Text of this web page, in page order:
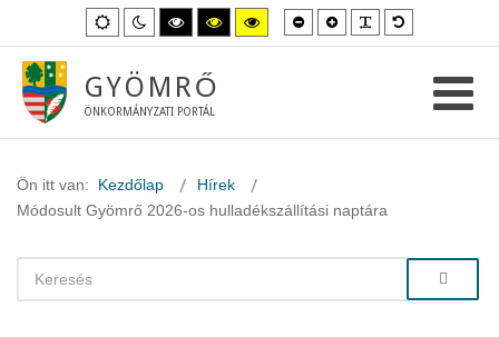
Alapértelmezett
mód
Éjszakai
mód
Magas
kontraszt
fekete-
mód.
Magas
kontraszt
fekete-
Magas
kontraszt
sárga-
Kisebb
betűméret
Nagyobb
betűméret
GYÖMRŐ
ÖNKORMÁNYZATI PORTÁL
Ön itt van: Kezdőlap
Hírek
Módosult Gyömrő 2026-os hulladékszállítási naptára